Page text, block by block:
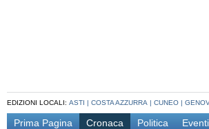
EDIZIONI LOCALI: ASTI | COSTA AZZURRA | CUNEO |
Prima Pagina Cronaca Politica